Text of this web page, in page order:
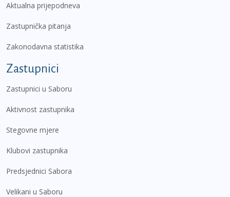
Aktualna prijepodneva
Zastupnička pitanja
Zakonodavna statistika
Zastupnici
Zastupnici u Saboru
Aktivnost zastupnika
Stegovne mjere
Klubovi zastupnika
Predsjednici Sabora
Velikani u Saboru